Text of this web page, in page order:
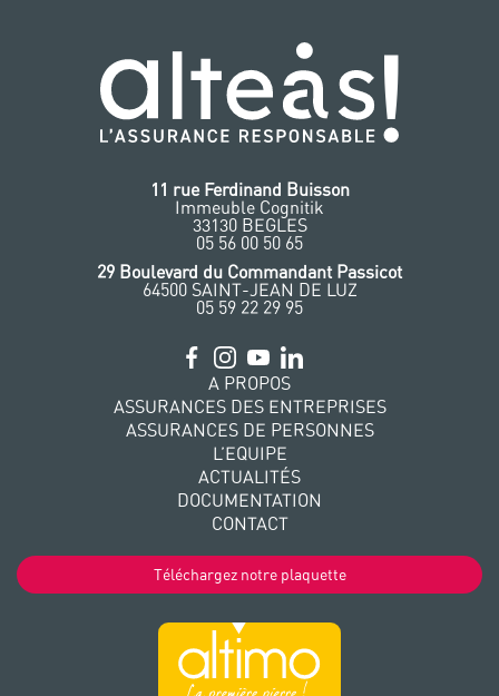
11 rue Ferdinand Buisson
Immeuble Cognitik
33130 BEGLES
‭05 56 00 50 65
‭29 Boulevard du Commandant Passicot
64500 SAINT-JEAN DE LUZ
05 59 22 29 95
A PROPOS
ASSURANCES DES ENTREPRISES
ASSURANCES DE PERSONNES
L’EQUIPE
ACTUALITÉS
DOCUMENTATION
CONTACT
Téléchargez notre plaquette